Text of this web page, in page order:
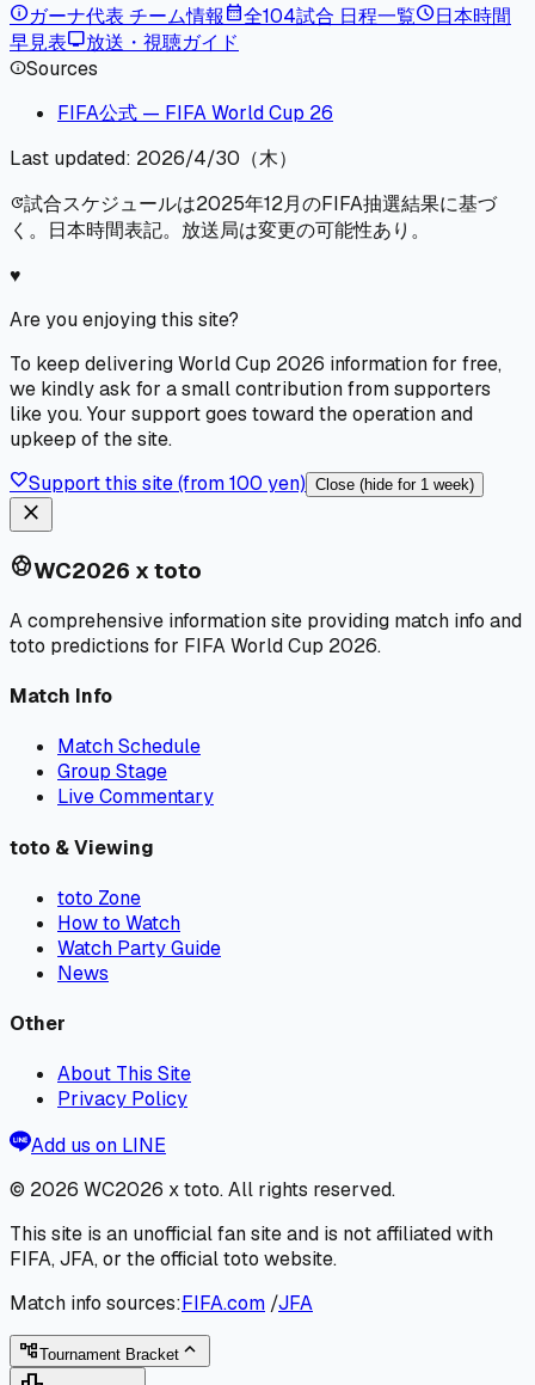
infoガーナ代表 チーム情報calendar_month全104試合 日程一覧schedule日本時間
早見表tv放送・視聴ガイド
infoSources
FIFA公式 — FIFA World Cup 26
Last updated: 2026/4/30（木）
update試合スケジュールは2025年12月のFIFA抽選結果に基づ
く。日本時間表記。放送局は変更の可能性あり。
♥
Are you enjoying this site?
To keep delivering World Cup 2026 information for free,
we kindly ask for a small contribution from supporters
like you. Your support goes toward the operation and
upkeep of the site.
favoriteSupport this site (from 100 yen) Close (hide for 1 week)
close
sports_soccerWC2026 x toto
A comprehensive information site providing match info and
toto predictions for FIFA World Cup 2026.
Match Info
Match Schedule
Group Stage
Live Commentary
toto & Viewing
toto Zone
How to Watch
Watch Party Guide
News
Other
About This Site
Privacy Policy
Add us on LINE
© 2026 WC2026 x toto. All rights reserved.
This site is an unofficial fan site and is not affiliated with
FIFA, JFA, or the official toto website.
Match info sources:FIFA.com /JFA
account_treeTournament Bracket expand_less